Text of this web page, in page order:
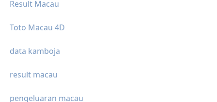
Result Macau
Toto Macau 4D
data kamboja
result macau
pengeluaran macau